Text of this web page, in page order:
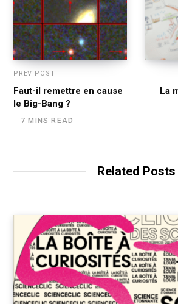
PREV POST
Faut-il remettre en cause
le Big-Bang ?
7 MINS READ
La
Related Posts